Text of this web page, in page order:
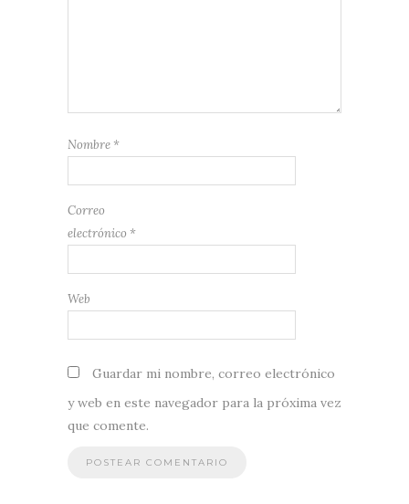
Nombre *
Correo
electrónico *
Web
Guardar mi nombre, correo electrónico
y web en este navegador para la próxima vez
que comente.